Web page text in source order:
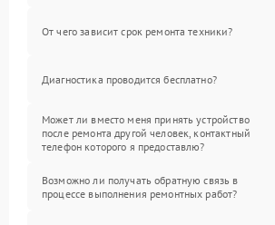
От чего зависит срок ремонта техники?
Диагностика проводится бесплатно?
Может ли вместо меня принять устройство
после ремонта другой человек, контактный
телефон которого я предоставлю?
Возможно ли получать обратную связь в
процессе выполнения ремонтных работ?